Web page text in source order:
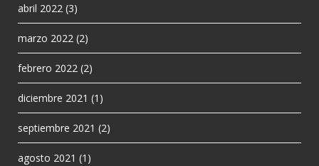
abril 2022 (3)
marzo 2022 (2)
febrero 2022 (2)
diciembre 2021 (1)
septiembre 2021 (2)
agosto 2021 (1)